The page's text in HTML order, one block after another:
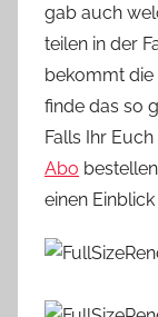
gab auch
teilen in der
bekommt die
finde das so
Falls Ihr
Abo
einen